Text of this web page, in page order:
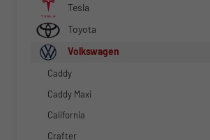
Tesla
Toyota
Volkswagen
Caddy
Caddy Maxi
California
Crafter